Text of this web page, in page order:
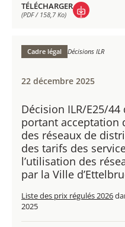
TÉLÉCHARGER
(PDF / 158,7 Ko)
(PDF / 158,7 Ko)
Cadre légal Décisions ILR
22 décembre 2025
Décision ILR/E25/
portant acceptation
des réseaux de
des tarifs des
l’utilisation des
par la Ville
Liste des prix régulés 2026
2025